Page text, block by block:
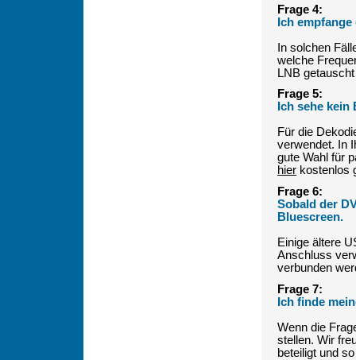
Frage 4:
Ich
In solchen
welche
LNB
Frage 5:
Ich sehe kein
Für die
verwendet. In
gute Wahl für
hier kostenlos
Frage 6:
Sobald der
Bluescreen.
Einige ältere
Anschluss
verbunden
Frage 7:
Ich finde
Wenn die
stellen. Wir
beteiligt und